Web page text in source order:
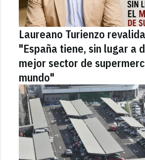
Laureano Turienzo
"España tiene, sin lugar a
mejor sector de
mundo"